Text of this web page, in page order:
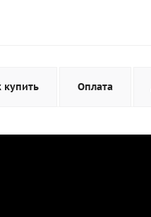
купить Оплата